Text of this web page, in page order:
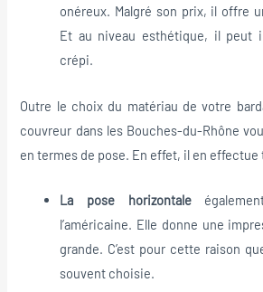
onéreux. Malgré son prix, il offre
Et au niveau esthétique, il peut
crépi.
Outre le choix du matériau de votre
couvreur dans les Bouches-du-Rhône
en termes de pose. En effet, il en effectue
La pose horizontale
l’américaine. Elle donne une
grande. C’est pour cette raison
souvent choisie.